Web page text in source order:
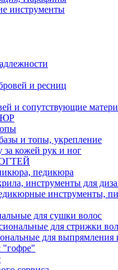
инструменты
и ресниц
и сопутствующие
и топы, укрепление
за кожей рук и ног
педикюра
инструменты для
инструменты,
для сушки волос
для стрижки
для выпрямления